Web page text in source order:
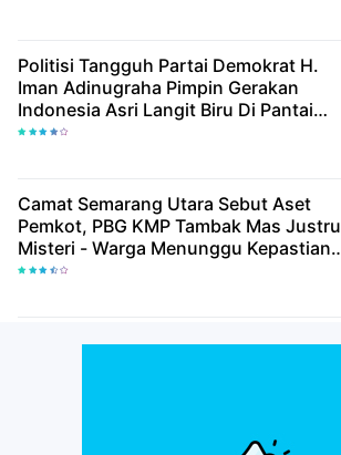
Politisi Tangguh Partai Demokrat H.
Iman Adinugraha Pimpin Gerakan
Indonesia Asri Langit Biru Di Pantai
Citepus
Camat Semarang Utara Sebut Aset
Pemkot, PBG KMP Tambak Mas Justru
Misteri - Warga Menunggu Kepastian
Hukum